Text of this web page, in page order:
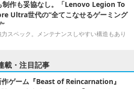
制作も妥協なし。「Lenovo Legion To
Ultra世代の“全てこなせるゲーミング
スペック。メンテナンスしやすい構造もあり
載・注目記事
ゲーム『Beast of Reincarnation』